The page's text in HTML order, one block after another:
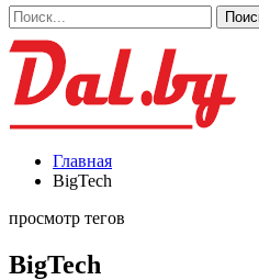
Главная
BigTech
просмотр тегов
BigTech